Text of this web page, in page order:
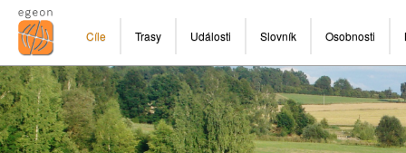
Cíle Trasy Události Slovník Osobnosti